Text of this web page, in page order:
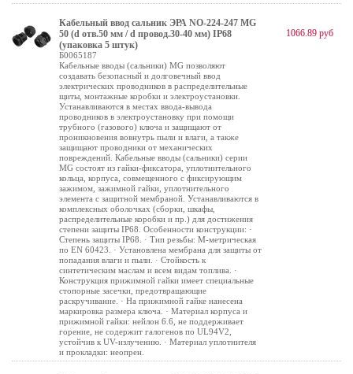
Кабельный ввод сальник ЭРА NO-224-247 MG
50 (d отв.50 мм / d провод.30-40 мм) IP68
(упаковка 5 штук)
Б0065187
Кабельные вводы (сальники) MG позволяют
создавать безопасный и долговечный ввод
электрических проводников в распределительные
щиты, монтажные коробки и электроустановки.
Устанавливаются в местах ввода-вывода
проводников в электроустановку при помощи
трубного (газового) ключа и защищают от
проникновения вовнутрь пыли и влаги, а также
защищают проводники от механических
повреждений. Кабельные вводы (сальники) серии
MG состоят из гайки-фиксатора, уплотнительного
кольца, корпуса, совмещенного с фиксирующим
зажимом, зажимной гайки, уплотнительного
элемента с защитной мембраной. Устанавливаются в
комплексных оболочках (сборки, шкафы,
распределительные коробки и пр.) для достижения
степени защиты IP68. Особенности конструкции: ·
Степень защиты IP68. · Тип резьбы: М-метрическая
по EN 60423. · Установлена мембрана для защиты от
попадания влаги и пыли. · Стойкость к
синтетическим маслам и всем видам топлива. ·
Конструкция прижимной гайки имеет специальные
стопорные засечки, предотвращающие
раскручивание. · На прижимной гайке нанесена
маркировка размера ключа. · Материал корпуса и
прижимной гайки: нейлон 6.6, не поддерживает
горение, не содержит галогенов по UL94V2,
устойчив к UV-излучению. · Материал уплотнителя
и прокладки: неопрен.
1066.89 руб